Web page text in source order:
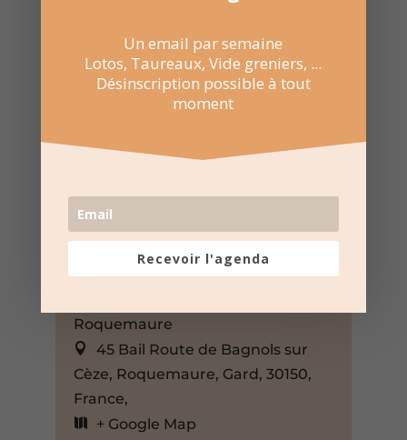
11:00 au 14:30
Roquemaure
45 Bail Route de Bagnols sur
Cèze, Roquemaure, Gard, 30150,
France,
+ Google Map
Un email par semaine
Lotos, Taureaux, Vide greniers, ...
Désinscription possible à tout
moment
Recevoir l'agenda